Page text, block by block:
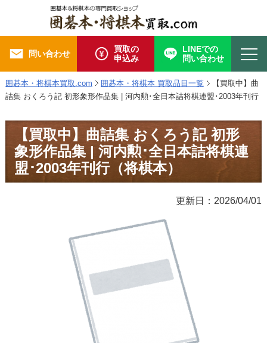
問い合わせ
買取の
申込み
LINEでの
問い合わせ
囲碁本・将棋本買取.com 囲碁本・将棋本 買取品目一覧
【買取中】曲
詰集 おくろう記 初形象形作品集 | 河内勲･全日本詰将棋連盟･2003年刊行
【買取中】曲詰集 おくろう記 初形
象形作品集 | 河内勲･全日本詰将棋連
盟･2003年刊行（将棋本）
更新日：2026/04/01